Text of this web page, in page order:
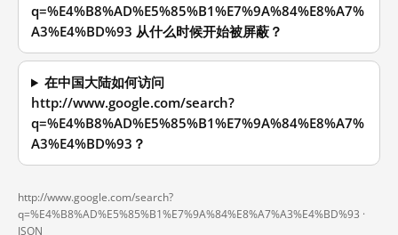
q=%E4%B8%AD%E5%85%B1%E7%9A%84%E8%A7%
A3%E4%BD%93 从什么时候开始被屏蔽？
在中国大陆如何访问
http://www.google.com/search?
q=%E4%B8%AD%E5%85%B1%E7%9A%84%E8%A7%
A3%E4%BD%93？
http://www.google.com/search?
q=%E4%B8%AD%E5%85%B1%E7%9A%84%E8%A7%A3%E4%BD%93 ·
JSON